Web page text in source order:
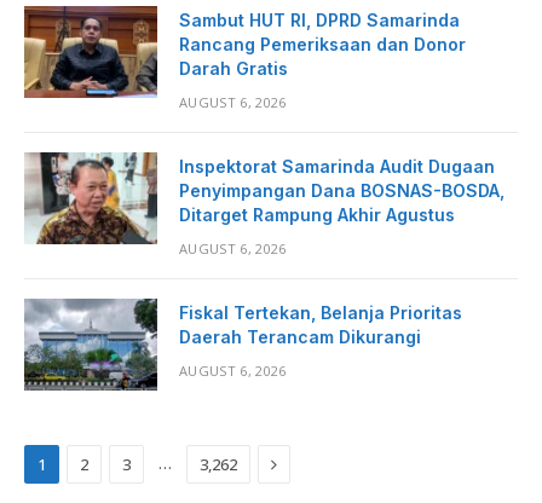
Sambut HUT RI, DPRD Samarinda
Rancang Pemeriksaan dan Donor
Darah Gratis
AUGUST 6, 2026
Inspektorat Samarinda Audit Dugaan
Penyimpangan Dana BOSNAS-BOSDA,
Ditarget Rampung Akhir Agustus
AUGUST 6, 2026
Fiskal Tertekan, Belanja Prioritas
Daerah Terancam Dikurangi
AUGUST 6, 2026
1 2 3 … 3,262 Next